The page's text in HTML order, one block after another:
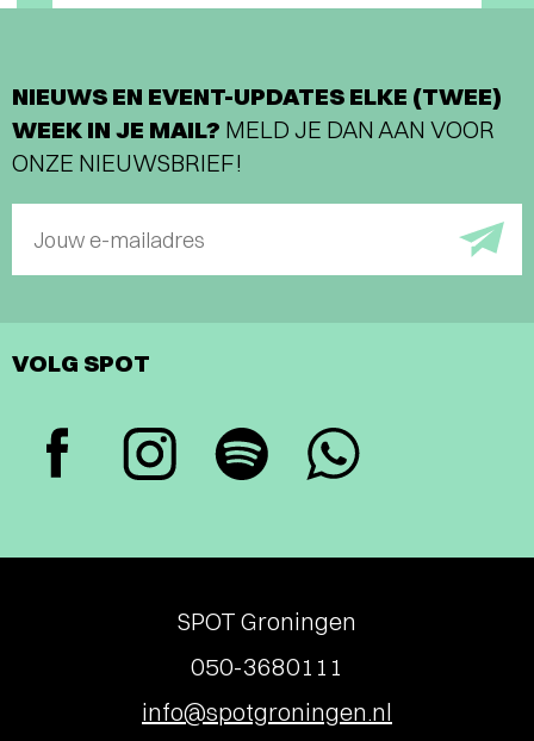
NIEUWS EN EVENT-UPDATES ELKE (TWEE)
WEEK IN JE MAIL? MELD JE DAN AAN VOOR
ONZE NIEUWSBRIEF!
Jouw e-mailadres
VOLG SPOT
SPOT Groningen
050-3680111
info@spotgroningen.nl